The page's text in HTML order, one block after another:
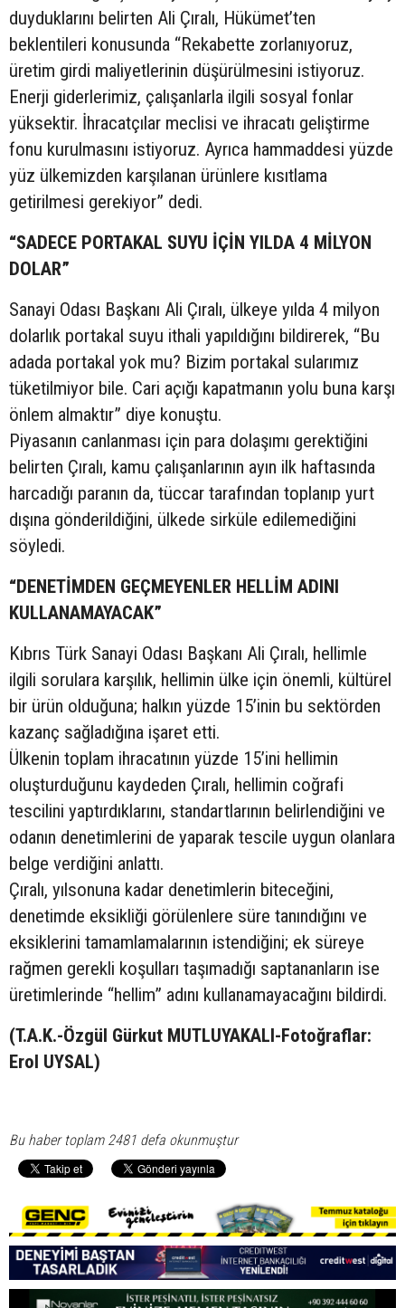
duyduklarını belirten Ali Çıralı, Hükümet’ten
beklentileri konusunda “Rekabette zorlanıyoruz,
üretim girdi maliyetlerinin düşürülmesini istiyoruz.
Enerji giderlerimiz, çalışanlarla ilgili sosyal fonlar
yüksektir. İhracatçılar meclisi ve ihracatı geliştirme
fonu kurulmasını istiyoruz. Ayrıca hammaddesi yüzde
yüz ülkemizden karşılanan ürünlere kısıtlama
getirilmesi gerekiyor” dedi.
“SADECE PORTAKAL SUYU İÇİN YILDA 4 MİLYON
DOLAR”
Sanayi Odası Başkanı Ali Çıralı, ülkeye yılda 4 milyon
dolarlık portakal suyu ithali yapıldığını bildirerek, “Bu
adada portakal yok mu? Bizim portakal sularımız
tüketilmiyor bile. Cari açığı kapatmanın yolu buna karşı
önlem almaktır” diye konuştu.
Piyasanın canlanması için para dolaşımı gerektiğini
belirten Çıralı, kamu çalışanlarının ayın ilk haftasında
harcadığı paranın da, tüccar tarafından toplanıp yurt
dışına gönderildiğini, ülkede sirküle edilemediğini
söyledi.
“DENETİMDEN GEÇMEYENLER HELLİM ADINI
KULLANAMAYACAK”
Kıbrıs Türk Sanayi Odası Başkanı Ali Çıralı, hellimle
ilgili sorulara karşılık, hellimin ülke için önemli, kültürel
bir ürün olduğuna; halkın yüzde 15’inin bu sektörden
kazanç sağladığına işaret etti.
Ülkenin toplam ihracatının yüzde 15’ini hellimin
oluşturduğunu kaydeden Çıralı, hellimin coğrafi
tescilini yaptırdıklarını, standartlarının belirlendiğini ve
odanın denetimlerini de yaparak tescile uygun olanlara
belge verdiğini anlattı.
Çıralı, yılsonuna kadar denetimlerin biteceğini,
denetimde eksikliği görülenlere süre tanındığını ve
eksiklerini tamamlamalarının istendiğini; ek süreye
rağmen gerekli koşulları taşımadığı saptananların ise
üretimlerinde “hellim” adını kullanamayacağını bildirdi.
(T.A.K.-Özgül Gürkut MUTLUYAKALI-Fotoğraflar:
Erol UYSAL)
Bu haber toplam 2481 defa okunmuştur